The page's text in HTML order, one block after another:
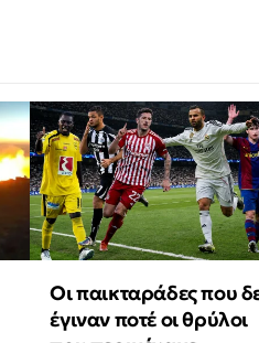
Οι παικταράδες που
έγιναν ποτέ οι θρύλοι